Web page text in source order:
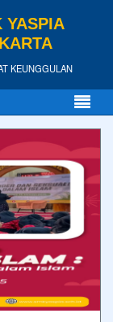
YASPIA
KEUNGGULAN